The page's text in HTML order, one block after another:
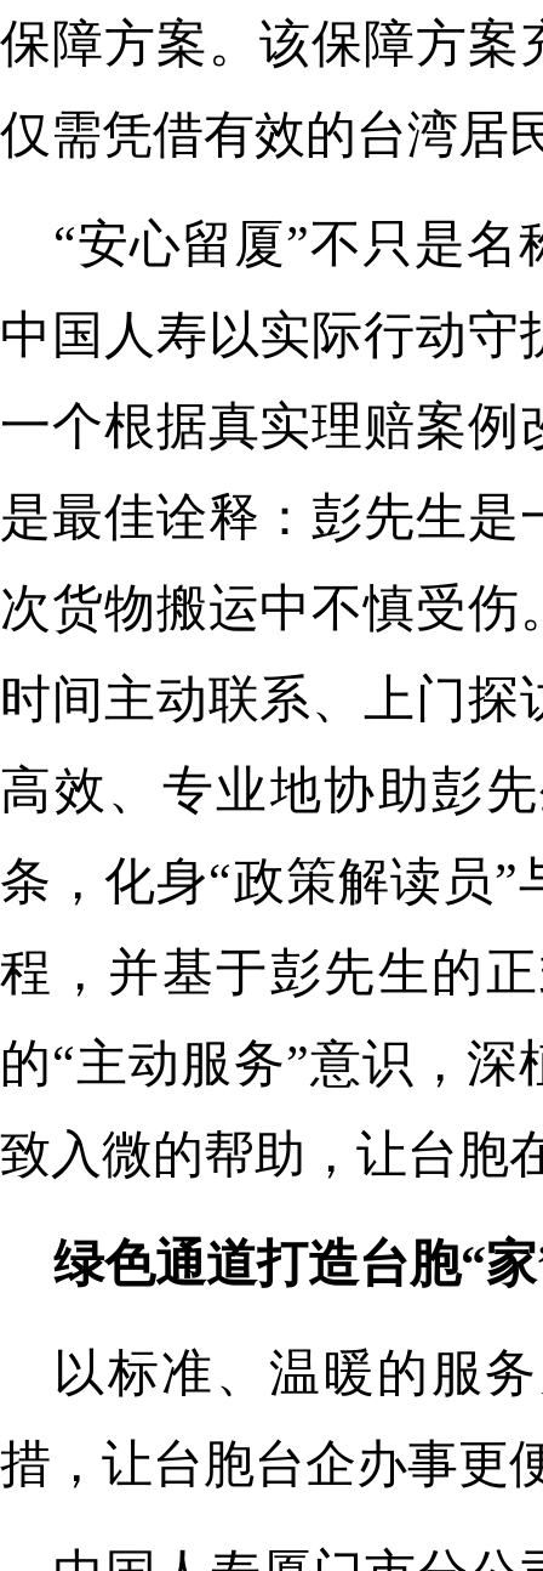
保障方案。该保障方案
仅需凭借有效的台湾居
“安心留厦”不只是
中国人寿以实际行动
一个根据真实理赔案
是最佳诠释：彭先生
次货物搬运中不慎受
时间主动联系、上门
高效、专业地协助彭
条，化身“政策解读员
程，并基于彭先生的
的“主动服务”意识，
致入微的帮助，让台胞
绿色通道打造台胞“
以标准、温暖的服
措，让台胞台企办事更